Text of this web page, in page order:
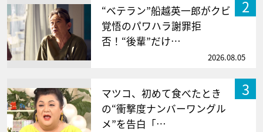
2
“ベテラン”船越英一郎がクビ
覚悟のパワハラ謝罪拒
否！“後輩”だけ…
2026.08.05
3
マツコ、初めて食べたとき
の“衝撃度ナンバーワングル
メ”を告白「…